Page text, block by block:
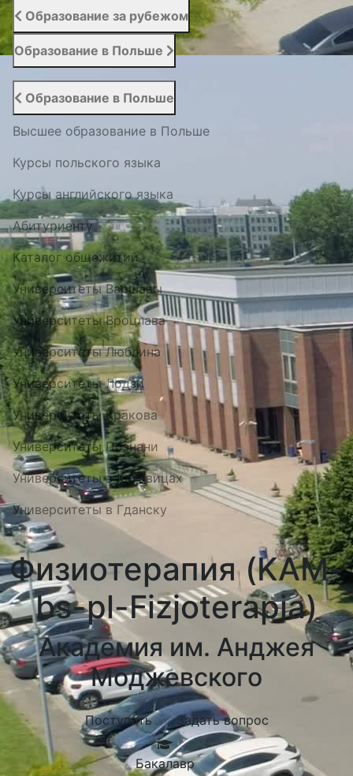
Образование за рубежом
Образование в Польше
Образование в Польше
Высшее образование в Польше
Курсы польского языка
Курсы английского языка
Абитуриенту
Каталог общежитий
Университеты Варшавы
Университеты Вроцлава
Университеты Люблина
Университеты Лодзи
Университеты Кракова
Университеты Познани
Университеты в Катовицах
Университеты в Гданску
Физиотерапия (KAM-
bs-pl-Fizjoterapia)
Академия им. Анджея
Моджевского
Поступить Задать вопрос
Бакалавр